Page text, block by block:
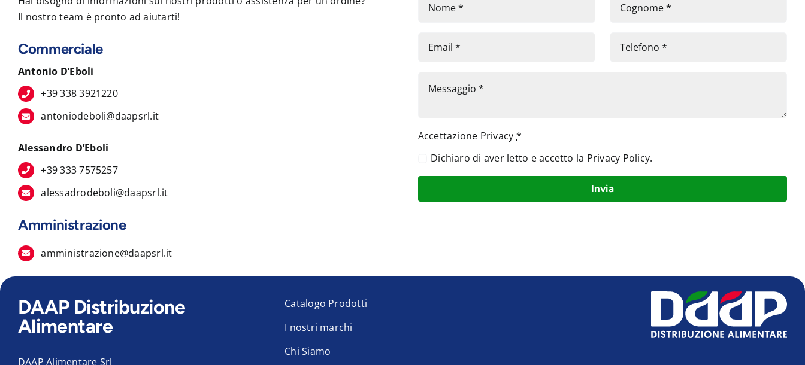
Il nostro team è pronto ad aiutarti!
Commerciale
Antonio D’Eboli
+39 338 3921220
antoniodeboli@daapsrl.it
Alessandro D’Eboli
+39 333 7575257
alessadrodeboli@daapsrl.it
Amministrazione
amministrazione@daapsrl.it
Accettazione Privacy *
Dichiaro di aver letto e accetto la Privacy Policy.
Invia
DAAP Distribuzione
Alimentare
DAAP Alimentare Srl
Catalogo Prodotti
I nostri marchi
Chi Siamo